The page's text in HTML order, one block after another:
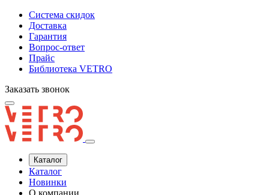
Система скидок
Доставка
Гарантия
Вопрос-ответ
Прайс
Библиотека VETRO
Заказать звонок
Каталог
Каталог
Новинки
О компании